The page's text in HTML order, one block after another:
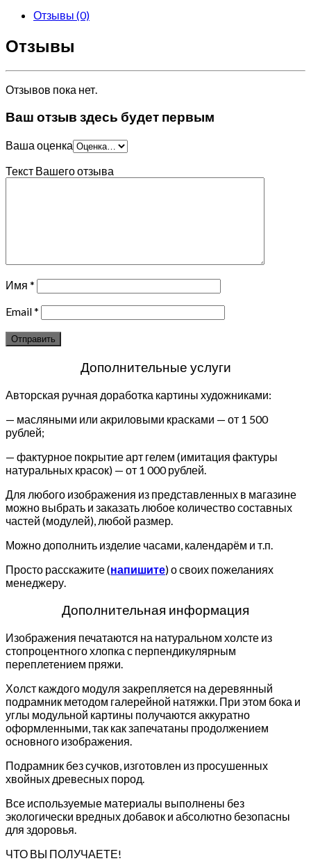
Отзывы (0)
Отзывы
Отзывов пока нет.
Ваш отзыв здесь будет первым
Ваша оценка
Текст Вашего отзыва
Имя *
Email*
Дополнительные услуги
Авторская ручная доработка картины художниками:
— масляными или акриловыми красками — от 1 500
рублей;
— фактурное покрытие арт гелем (имитация фактуры
натуральных красок) — от 1 000 рублей.
Для любого изображения из представленных в магазине
можно выбрать и заказать любое количество составных
частей (модулей), любой размер.
Можно дополнить изделие часами, календарём и т.п.
Просто расскажите (напишите) о своих пожеланиях
менеджеру.
Дополнительная информация
Изображения печатаются на натуральном холсте из
стопроцентного хлопка с перпендикулярным
переплетением пряжи.
Холст каждого модуля закрепляется на деревянный
подрамник методом галерейной натяжки. При этом бока и
углы модульной картины получаются аккуратно
оформленными, так как запечатаны продолжением
основного изображения.
Подрамник без сучков, изготовлен из просушенных
хвойных древесных пород.
Все используемые материалы выполнены без
экологически вредных добавок и абсолютно безопасны
для здоровья.
ЧТО ВЫ ПОЛУЧАЕТЕ!